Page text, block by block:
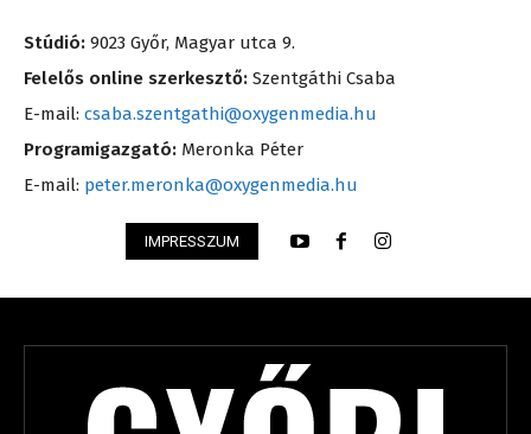
Stúdió: 9023 Győr, Magyar utca 9.
Felelős online szerkesztő: Szentgáthi Csaba
E-mail: csaba.szentgathi@oxygenmedia.hu
Programigazgató: Meronka Péter
E-mail: peter.meronka@oxygenmedia.hu
IMPRESSZUM